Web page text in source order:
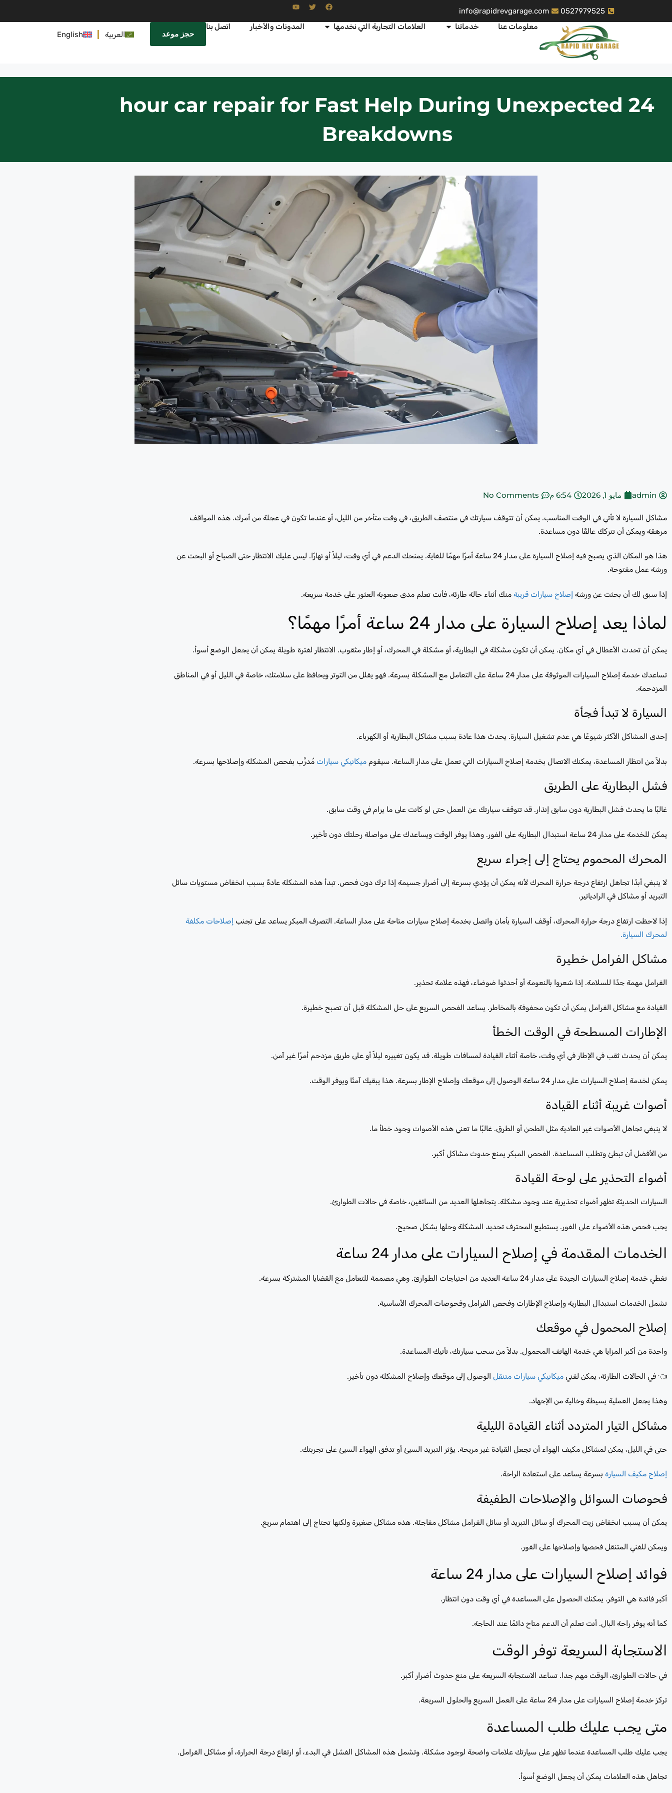
0527979525
info@rapidrevgarage.com
معلومات عنا
خدماتنا العلامات التجارية التي نخدمها المدونات والأخبار اتصل بنا
حجز موعد العربية English
24 hour car repair for Fast Help During Unexpected
Breakdowns
admin مايو 1, 2026 6:54 م No Comments
مشاكل السيارة لا تأتي في الوقت المناسب. يمكن أن تتوقف سيارتك في منتصف الطريق، في وقت متأخر من الليل، أو عندما تكون في عجلة من أمرك. هذه المواقف
مرهقة ويمكن أن تتركك عالقًا دون مساعدة.
هذا هو المكان الذي يصبح فيه إصلاح السيارة على مدار 24 ساعة أمرًا مهمًا للغاية. يمنحك الدعم في أي وقت، ليلاً أو نهارًا. ليس عليك الانتظار حتى الصباح أو البحث عن
ورشة عمل مفتوحة.
إذا سبق لك أن بحثت عن ورشة إصلاح سيارات قريبة منك أثناء حالة طارئة، فأنت تعلم مدى صعوبة العثور على خدمة سريعة.
لماذا يعد إصلاح السيارة على مدار 24 ساعة أمرًا مهمًا؟
يمكن أن تحدث الأعطال في أي مكان. يمكن أن تكون مشكلة في البطارية، أو مشكلة في المحرك، أو إطار مثقوب. الانتظار لفترة طويلة يمكن أن يجعل الوضع أسوأ.
تساعدك خدمة إصلاح السيارات الموثوقة على مدار 24 ساعة على التعامل مع المشكلة بسرعة. فهو يقلل من التوتر ويحافظ على سلامتك، خاصة في الليل أو في المناطق
المزدحمة.
السيارة لا تبدأ فجأة
إحدى المشاكل الأكثر شيوعًا هي عدم تشغيل السيارة. يحدث هذا عادة بسبب مشاكل البطارية أو الكهرباء.
بدلاً من انتظار المساعدة، يمكنك الاتصال بخدمة إصلاح السيارات التي تعمل على مدار الساعة. سيقوم ميكانيكي سيارات مُدرَّب بفحص المشكلة وإصلاحها بسرعة.
فشل البطارية على الطريق
غالبًا ما يحدث فشل البطارية دون سابق إنذار. قد تتوقف سيارتك عن العمل حتى لو كانت على ما يرام في وقت سابق.
يمكن للخدمة على مدار 24 ساعة استبدال البطارية على الفور. وهذا يوفر الوقت ويساعدك على مواصلة رحلتك دون تأخير.
المحرك المحموم يحتاج إلى إجراء سريع
لا ينبغي أبدًا تجاهل ارتفاع درجة حرارة المحرك لأنه يمكن أن يؤدي بسرعة إلى أضرار جسيمة إذا ترك دون فحص. تبدأ هذه المشكلة عادةً بسبب انخفاض مستويات سائل
التبريد أو مشاكل في الرادياتير.
إذا لاحظت ارتفاع درجة حرارة المحرك، أوقف السيارة بأمان واتصل بخدمة إصلاح سيارات متاحة على مدار الساعة. التصرف المبكر يساعد على تجنب إصلاحات مكلفة
لمحرك السيارة.
مشاكل الفرامل خطيرة
الفرامل مهمة جدًا للسلامة. إذا شعروا بالنعومة أو أحدثوا ضوضاء، فهذه علامة تحذير.
القيادة مع مشاكل الفرامل يمكن أن تكون محفوفة بالمخاطر. يساعد الفحص السريع على حل المشكلة قبل أن تصبح خطيرة.
الإطارات المسطحة في الوقت الخطأ
يمكن أن يحدث ثقب في الإطار في أي وقت، خاصة أثناء القيادة لمسافات طويلة. قد يكون تغييره ليلاً أو على طريق مزدحم أمرًا غير آمن.
يمكن لخدمة إصلاح السيارات على مدار 24 ساعة الوصول إلى موقعك وإصلاح الإطار بسرعة. هذا يبقيك آمنًا ويوفر الوقت.
أصوات غريبة أثناء القيادة
لا ينبغي تجاهل الأصوات غير العادية مثل الطحن أو الطرق. غالبًا ما تعني هذه الأصوات وجود خطأ ما.
من الأفضل أن تبطئ وتطلب المساعدة. الفحص المبكر يمنع حدوث مشاكل أكبر.
أضواء التحذير على لوحة القيادة
السيارات الحديثة تظهر أضواء تحذيرية عند وجود مشكلة. يتجاهلها العديد من السائقين، خاصة في حالات الطوارئ.
يجب فحص هذه الأضواء على الفور. يستطيع المحترف تحديد المشكلة وحلها بشكل صحيح.
الخدمات المقدمة في إصلاح السيارات على مدار 24 ساعة
تغطي خدمة إصلاح السيارات الجيدة على مدار 24 ساعة العديد من احتياجات الطوارئ. وهي مصممة للتعامل مع القضايا المشتركة بسرعة.
تشمل الخدمات استبدال البطارية وإصلاح الإطارات وفحص الفرامل وفحوصات المحرك الأساسية.
إصلاح المحمول في موقعك
واحدة من أكبر المزايا هي خدمة الهاتف المحمول. بدلاً من سحب سيارتك، تأتيك المساعدة.
👈 في الحالات الطارئة، يمكن لفني ميكانيكي سيارات متنقل الوصول إلى موقعك وإصلاح المشكلة دون تأخير.
وهذا يجعل العملية بسيطة وخالية من الإجهاد.
مشاكل التيار المتردد أثناء القيادة الليلية
حتى في الليل، يمكن لمشاكل مكيف الهواء أن تجعل القيادة غير مريحة. يؤثر التبريد السيئ أو تدفق الهواء السيئ على تجربتك.
إصلاح مكيف السيارة بسرعة يساعد على استعادة الراحة.
فحوصات السوائل والإصلاحات الطفيفة
يمكن أن يسبب انخفاض زيت المحرك أو سائل التبريد أو سائل الفرامل مشاكل مفاجئة. هذه مشاكل صغيرة ولكنها تحتاج إلى اهتمام سريع.
ويمكن للفني المتنقل فحصها وإصلاحها على الفور.
فوائد إصلاح السيارات على مدار 24 ساعة
أكبر فائدة هي التوفر. يمكنك الحصول على المساعدة في أي وقت دون انتظار.
كما أنه يوفر راحة البال. أنت تعلم أن الدعم متاح دائمًا عند الحاجة.
الاستجابة السريعة توفر الوقت
في حالات الطوارئ، الوقت مهم جدا. تساعد الاستجابة السريعة على منع حدوث أضرار أكبر.
تركز خدمة إصلاح السيارات على مدار 24 ساعة على العمل السريع والحلول السريعة.
متى يجب عليك طلب المساعدة
يجب عليك طلب المساعدة عندما تظهر على سيارتك علامات واضحة لوجود مشكلة. وتشمل هذه المشاكل الفشل في البدء، أو ارتفاع درجة الحرارة، أو مشاكل الفرامل.
تجاهل هذه العلامات يمكن أن يجعل الوضع أسوأ.